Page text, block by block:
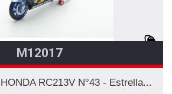
M12017
RC213V N°43 - Estrella...